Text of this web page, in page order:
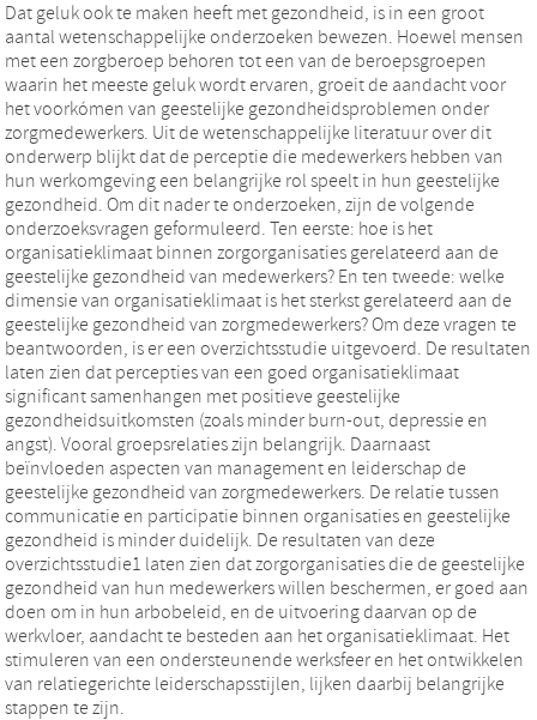
Dat geluk ook te maken heeft met gezondheid, is in een groot
aantal wetenschappelijke onderzoeken bewezen. Hoewel mensen
met een zorgberoep behoren tot een van de beroepsgroepen
waarin het meeste geluk wordt ervaren, groeit de aandacht voor
het voorkómen van geestelijke gezondheidsproblemen onder
zorgmedewerkers. Uit de wetenschappelijke literatuur over dit
onderwerp blijkt dat de perceptie die medewerkers hebben van
hun werkomgeving een belangrijke rol speelt in hun geestelijke
gezondheid. Om dit nader te onderzoeken, zijn de volgende
onderzoeksvragen geformuleerd. Ten eerste: hoe is het
organisatieklimaat binnen zorgorganisaties gerelateerd aan de
geestelijke gezondheid van medewerkers? En ten tweede: welke
dimensie van organisatieklimaat is het sterkst gerelateerd aan de
geestelijke gezondheid van zorgmedewerkers? Om deze vragen te
beantwoorden, is er een overzichtsstudie uitgevoerd. De resultaten
laten zien dat percepties van een goed organisatieklimaat
significant samenhangen met positieve geestelijke
gezondheidsuitkomsten (zoals minder burn-out, depressie en
angst). Vooral groepsrelaties zijn belangrijk. Daarnaast
beïnvloeden aspecten van management en leiderschap de
geestelijke gezondheid van zorgmedewerkers. De relatie tussen
communicatie en participatie binnen organisaties en geestelijke
gezondheid is minder duidelijk. De resultaten van deze
overzichtsstudie1 laten zien dat zorgorganisaties die de geestelijke
gezondheid van hun medewerkers willen beschermen, er goed aan
doen om in hun arbobeleid, en de uitvoering daarvan op de
werkvloer, aandacht te besteden aan het organisatieklimaat. Het
stimuleren van een ondersteunende werksfeer en het ontwikkelen
van relatiegerichte leiderschapsstijlen, lijken daarbij belangrijke
stappen te zijn.